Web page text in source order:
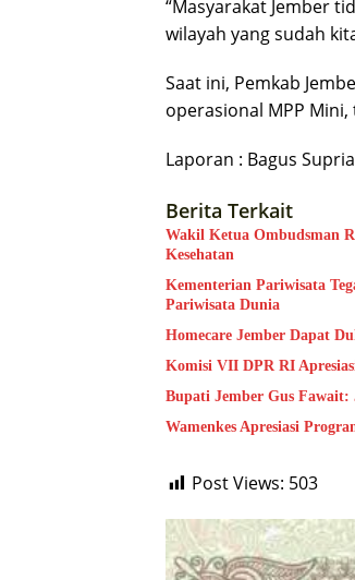
“Masyarakat Jember
wilayah yang sudah
Saat ini, Pemkab
operasional MPP
Laporan : Bagus
Berita Terkait
Wakil Ketua Ombudsman
Kesehatan
Kementerian Pariwisata
Pariwisata Dunia
Homecare Jember Dapat
Komisi VII DPR RI
Bupati Jember Gus Fawait:
Wamenkes Apresiasi
Post Views: 503